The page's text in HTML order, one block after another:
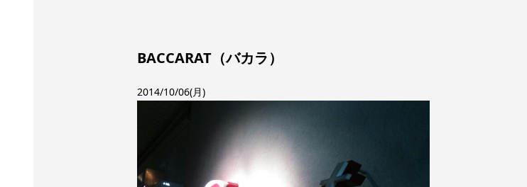
BACCARAT（バカラ）
2014/10/06(月)